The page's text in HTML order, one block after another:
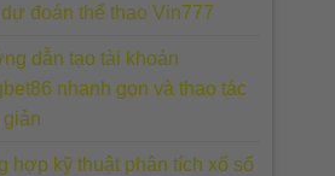
đoán thể thao Vin777
dẫn tạo tài khoản
nhanh gọn và thao tác
hợp kỹ thuật phân tích xổ số